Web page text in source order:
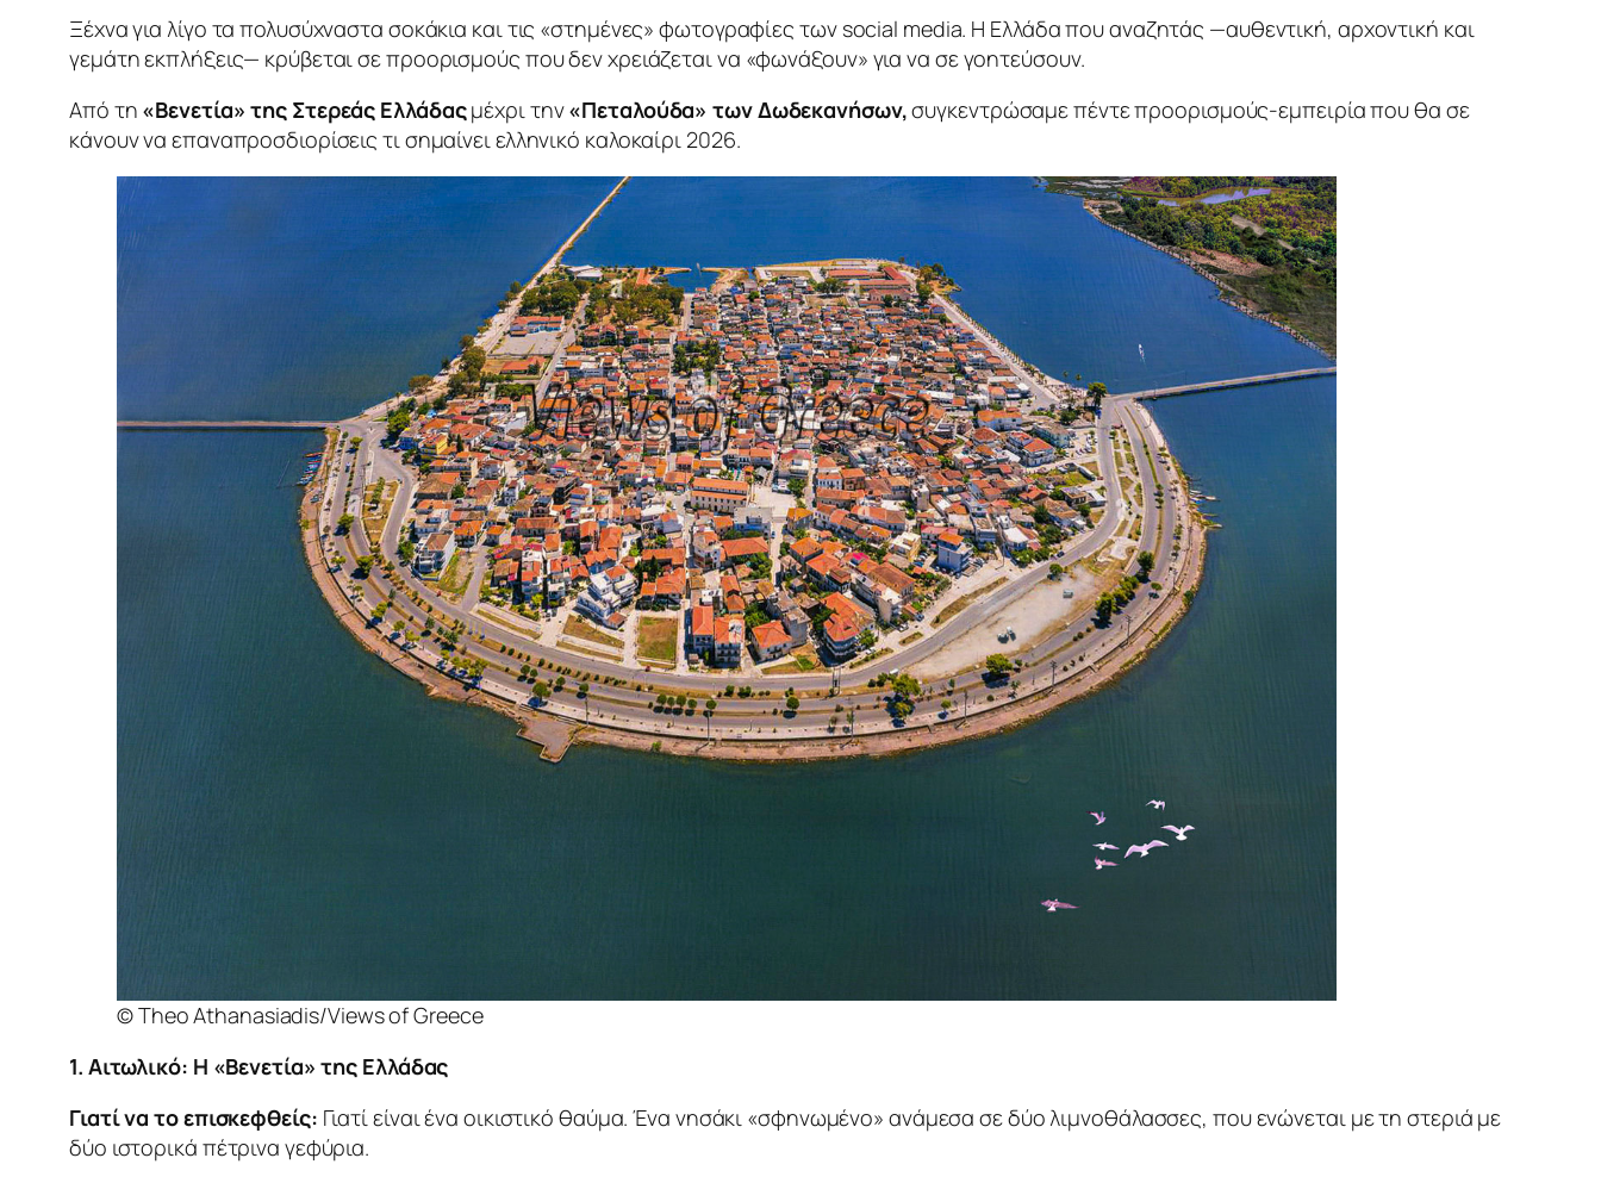
Ξέχνα για λίγο τα πολυσύχναστα σοκάκια και τις «στημένες» φωτογραφίες των social media. Η Ελλάδα που αναζητάς —αυθεντική, αρχοντική και
γεμάτη εκπλήξεις— κρύβεται σε προορισμούς που δεν χρειάζεται να «φωνάξουν» για να σε γοητεύσουν.
Από τη «Βενετία» της Στερεάς Ελλάδαςμέχρι την«Πεταλούδα» των Δωδεκανήσων,συγκεντρώσαμε πέντε προορισμούς-εμπειρία που θα σε
κάνουν να επαναπροσδιορίσεις τι σημαίνει ελληνικό καλοκαίρι 2026.
© Theo Athanasiadis/Views of Greece
1. Αιτωλικό: Η «Βενετία» της Ελλάδας
Γιατί να το επισκεφθείς: Γιατί είναι ένα οικιστικό θαύμα. Ένα νησάκι «σφηνωμένο» ανάμεσα σε δύο λιμνοθάλασσες, που ενώνεται με τη στεριά με
δύο ιστορικά πέτρινα γεφύρια.